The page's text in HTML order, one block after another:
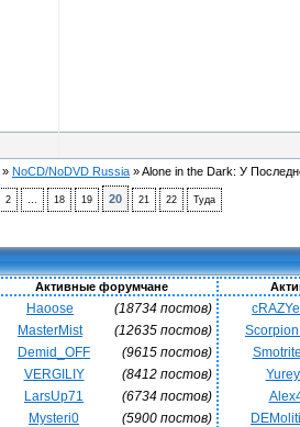
» NoCD/NoDVD Russia »Alone in the Dark: У
2 … 18 19 20 21 22 Туда
Активные форумчане
Haoose
(18734 постов)
MasterMist
(12635 постов)
Demid_OFF
(9615 постов)
VERGILIY
(8412 постов)
LarsUp71
(6734 постов)
Mysteri0
(5900 постов)